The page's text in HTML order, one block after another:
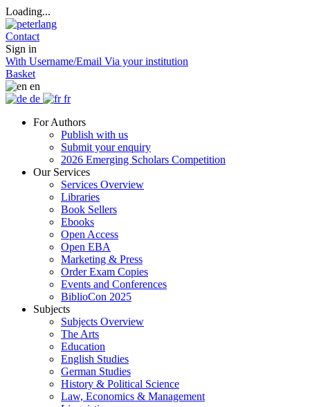
Loading...
Contact
Sign in
With Username/Email Via your institution
Basket
en
de
fr
For Authors
Publish with us
Submit your enquiry
2026 Emerging Scholars Competition
Our Services
Services Overview
Libraries
Book Sellers
Ebooks
Open Access
Open EBA
Marketing & Press
Order Exam Copies
Events and Conferences
BiblioCon 2025
Subjects
Subjects Overview
The Arts
Education
English Studies
German Studies
History & Political Science
Law, Economics & Management